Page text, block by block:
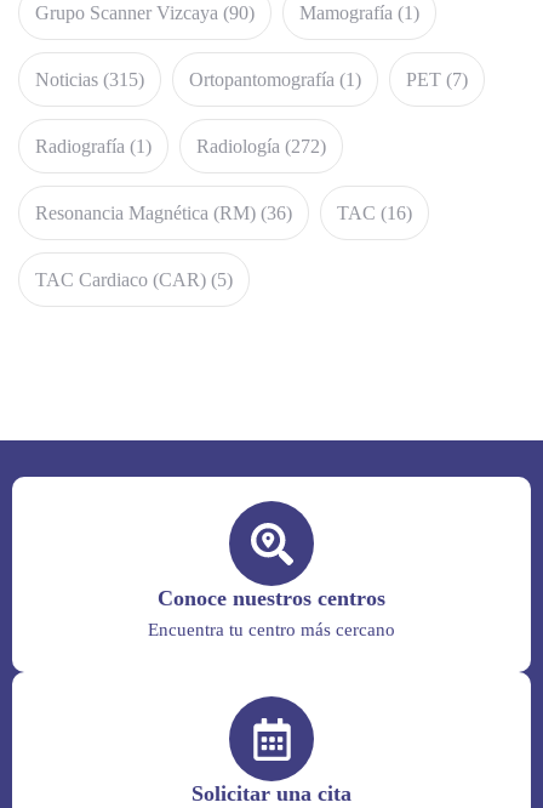
Grupo Scanner Vizcaya (90) Mamografía (1)
Noticias (315) Ortopantomografía (1) PET (7)
Radiografía (1) Radiología (272)
Resonancia Magnética (RM) (36) TAC (16)
TAC Cardiaco (CAR) (5)
Conoce nuestros centros
Encuentra tu centro más cercano
Solicitar una cita